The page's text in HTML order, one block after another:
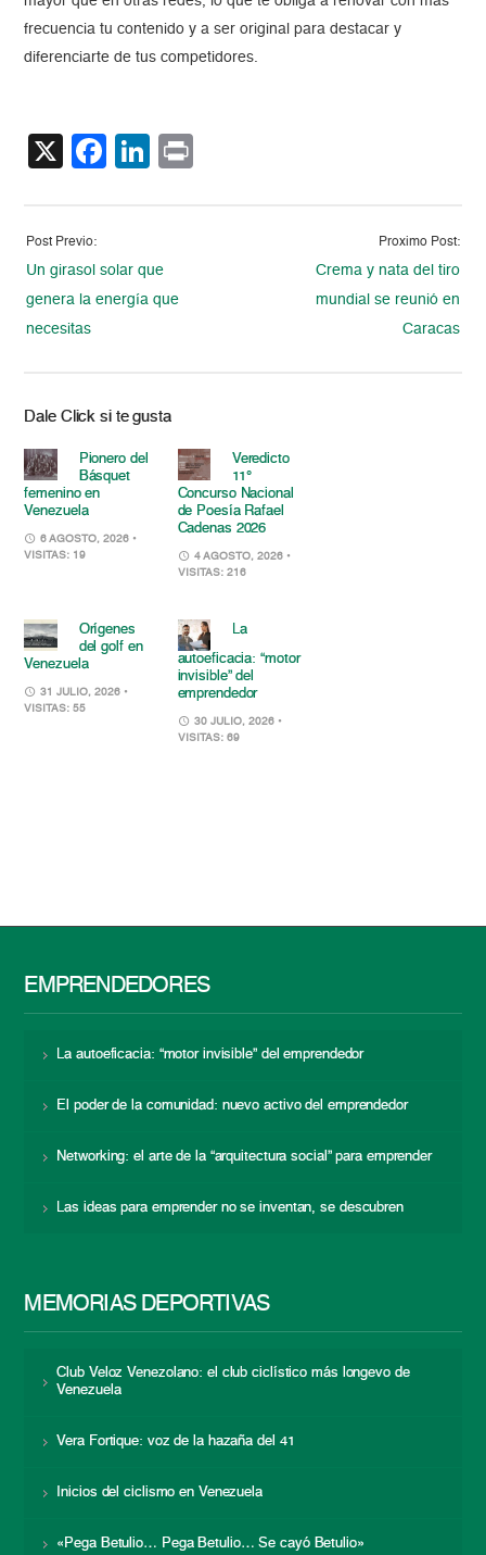
frecuencia tu contenido y a ser original para destacar y
diferenciarte de tus competidores.
X Facebook
LinkedIn
Post Previo:
Un girasol solar que
genera la energía que
necesitas
Proximo Post:
Crema y nata del tiro
mundial se reunió en
Caracas
Dale Click si te gusta
Pionero del
Básquet
femenino en
Venezuela
6 AGOSTO, 2026 •
VISITAS: 19
Veredicto
11°
Concurso Nacional
de Poesía Rafael
Cadenas 2026
4 AGOSTO, 2026 •
VISITAS: 216
Orígenes
del golf en
Venezuela
31 JULIO, 2026 •
VISITAS: 55
La
autoeficacia: “motor
invisible” del
emprendedor
30 JULIO, 2026 •
VISITAS: 69
EMPRENDEDORES
La autoeficacia: “motor invisible” del emprendedor
El poder de la comunidad: nuevo activo del emprendedor
Networking: el arte de la “arquitectura social” para emprender
Las ideas para emprender no se inventan, se descubren
MEMORIAS DEPORTIVAS
Club Veloz Venezolano: el club ciclístico más longevo de
Venezuela
Vera Fortique: voz de la hazaña del 41
Inicios del ciclismo en Venezuela
«Pega Betulio… Pega Betulio… Se cayó Betulio»